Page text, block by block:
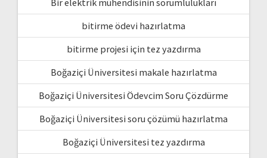
bitirme ödevi hazırlatma
bitirme projesi için tez yazdırma
Boğaziçi Üniversitesi makale hazırlatma
Boğaziçi Üniversitesi Ödevcim Soru Çözdürme
Boğaziçi Üniversitesi soru çözümü hazırlatma
Boğaziçi Üniversitesi tez yazdırma